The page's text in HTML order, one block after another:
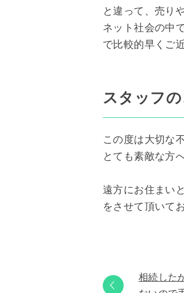
と違って、売り
ネット社会の中
で比較的早くご
スタッフの
この度は大切な
とても素敵な方
遠方にお住まい
をさせて頂いて
相続した